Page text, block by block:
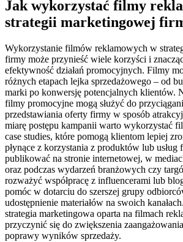
Jak wykorzystać filmy
strategii marketingowej
Wykorzystanie filmów reklamowych w
firmy może przynieść wiele korzyści i
efektywność działań promocyjnych. Filmy
różnych etapach lejka sprzedażowego – od
marki po konwersję potencjalnych klientów.
filmy promocyjne mogą służyć do
przedstawiania oferty firmy w sposób
miarę postępu kampanii warto wykorzystać
case studies, które pomogą klientom lepiej
płynące z korzystania z produktów lub
publikować na stronie internetowej, w
oraz podczas wydarzeń branżowych czy
rozważyć współpracę z influencerami lub
pomóc w dotarciu do szerszej grupy
udostępnienie materiałów na swoich
strategia marketingowa oparta na filmach
przyczynić się do zwiększenia
poprawy wyników sprzedaży.